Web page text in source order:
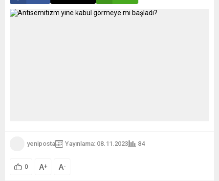
yeniposta Yayınlama: 08.11.2023 84
0 A+ A-